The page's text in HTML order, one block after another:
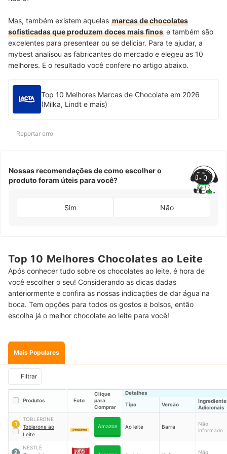
Mas, também existem aquelas marcas de chocolates
sofisticadas que produzem doces mais finos e também são
excelentes para presentear ou se deliciar. Para te ajudar, a
mybest analisou as fabricantes do mercado e elegeu as 10
melhores. E o resultado você confere no artigo abaixo.
Top 10 Melhores Marcas de Chocolate em 2026
(Milka, Lindt e mais)
Reportar erro
Nossas recomendações de como escolher o
produto foram úteis para você?
Sim Não
Top 10 Melhores Chocolates ao Leite
Após conhecer tudo sobre os chocolates ao leite, é hora de
você escolher o seu! Considerando as dicas dadas
anteriormente e confira as nossas indicações de dar água na
boca. Tem opções para todos os gostos e bolsos, então
escolha já o melhor chocolate ao leite para você!
Mais Populares
Filtrar
Produtos Foto
Clique
para
Comprar
Detalhes
Tipo
Versão
Adicionais
1
TOBLERONE
Toblerone ao
Leite
Amazon Ao leite Barra
Não
informado
2
NESTLÉ
Não